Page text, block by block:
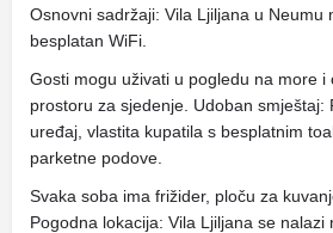
Osnovni sadržaji: Vila Ljiljana u Neumu
besplatan WiFi.
Gosti mogu uživati ​​u pogledu na more i
prostoru za sjedenje. Udoban smještaj:
uređaj, vlastita kupatila s besplatnim
parketne podove.
Svaka soba ima frižider, ploču za
Pogodna lokacija: Vila Ljiljana se nalazi